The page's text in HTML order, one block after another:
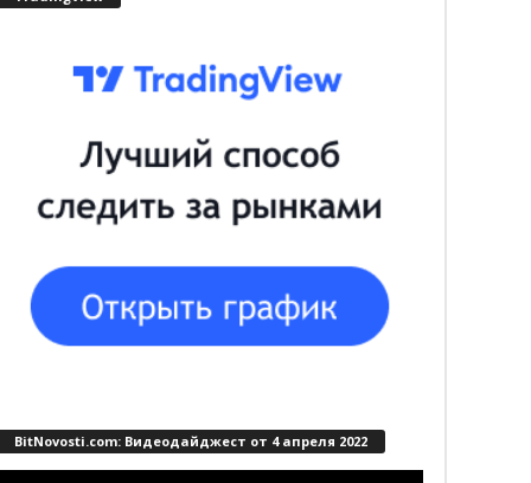
BitNovosti.com: Видеодайджест от 4 апреля 2022